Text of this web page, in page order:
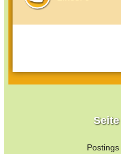
Seite
Postings